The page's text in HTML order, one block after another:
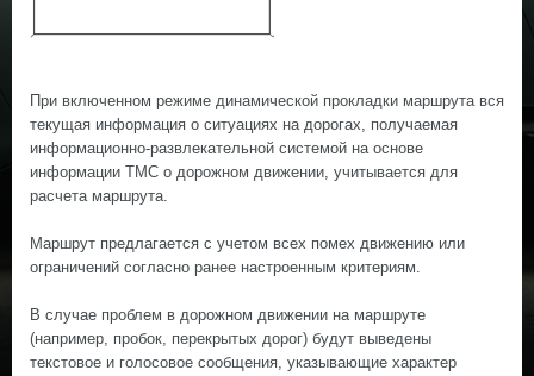
При включенном режиме динамической прокладки маршрута вся
текущая информация о ситуациях на дорогах, получаемая
информационно-развлекательной системой на основе
информации TMC о дорожном движении, учитывается для
расчета маршрута.
Маршрут предлагается с учетом всех помех движению или
ограничений согласно ранее настроенным критериям.
В случае проблем в дорожном движении на маршруте
(например, пробок, перекрытых дорог) будут выведены
текстовое и голосовое сообщения, указывающие характер